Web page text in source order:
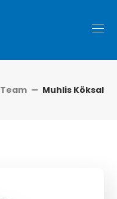
Team Muhlis Köksal